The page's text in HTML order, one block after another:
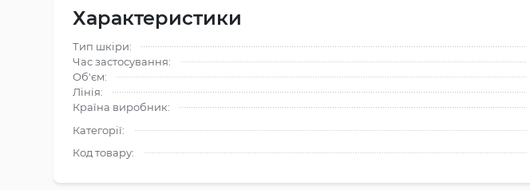
Характеристики
Тип шкіри:
Час застосування:
Об'єм:
Лінія:
Країна виробник:
Категорії:
Код товару: